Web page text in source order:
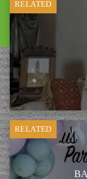
RELATED
RELATED